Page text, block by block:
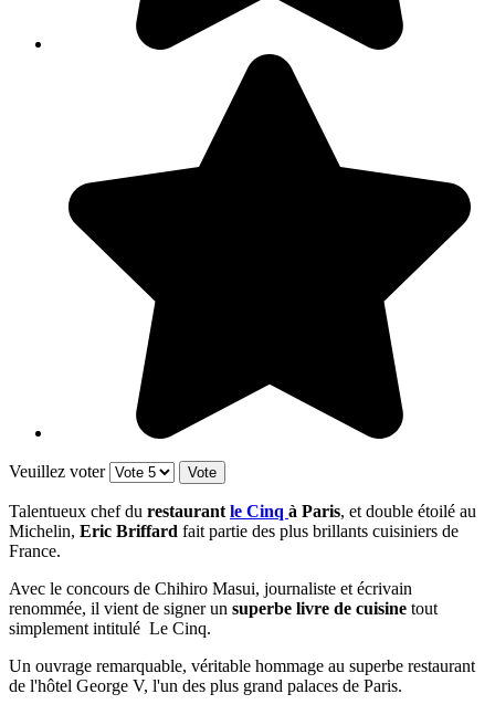
Veuillez voter
Talentueux chef du restaurant le Cinq à Paris, et double étoilé au
Michelin, Eric Briffard fait partie des plus brillants cuisiniers de
France.
Avec le concours de Chihiro Masui, journaliste et écrivain
renommée, il vient de signer un superbe livre de cuisine tout
simplement intitulé Le Cinq.
Un ouvrage remarquable, véritable hommage au superbe restaurant
de l'hôtel George V, l'un des plus grand palaces de Paris.